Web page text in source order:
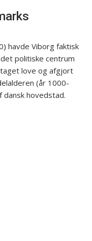
havde Viborg faktisk
politiske centrum
love og afgjort
(år 1000-
dansk hovedstad.